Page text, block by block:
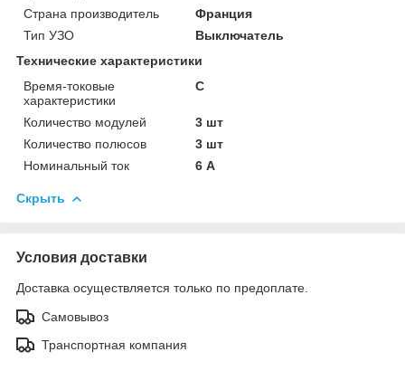
Страна производитель
Франция
Тип УЗО
Выключатель
Технические характеристики
Время-токовые
характеристики
C
Количество модулей
3 шт
Количество полюсов
3 шт
Номинальный ток
6 А
Скрыть
Условия доставки
Доставка осуществляется только по предоплате.
Самовывоз
Транспортная компания